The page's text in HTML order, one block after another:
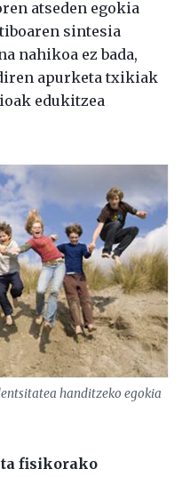
atseden egokia
sintesia
nahikoa ez bada,
apurketa txikiak
edukitzea
handitzeko egokia
fisikorako